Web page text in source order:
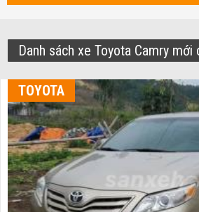
Danh sách xe Toyota Camry mới
TOYOTA